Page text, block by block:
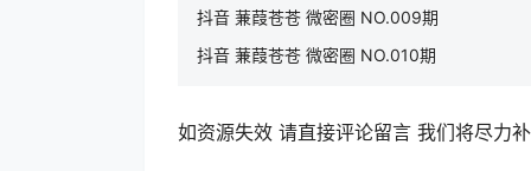
抖音 蒹葭苍苍 微密圈 NO.009期
抖音 蒹葭苍苍 微密圈 NO.010期
如资源失效 请直接评论留言 我们将尽力